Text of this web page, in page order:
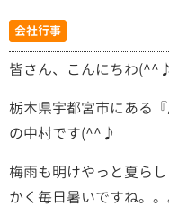
会社行事
皆さん、こんにちわ(^^♪
栃木県宇都宮市にある
の中村です(^^♪
梅雨も明けやっと夏ら
かく毎日暑いですね。。